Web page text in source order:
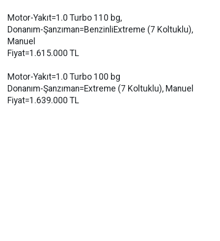
Motor-Yakıt=1.0 Turbo 110 bg,
Donanım-Şanzıman=BenzinliExtreme (7 Koltuklu),
Manuel
Fiyat=1.615.000 TL
Motor-Yakıt=1.0 Turbo 100 bg
Donanım-Şanzıman=Extreme (7 Koltuklu), Manuel
Fiyat=1.639.000 TL